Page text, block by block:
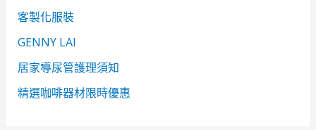
客製化服裝
GENNY LAI
居家導尿管護理須知
精選咖啡器材限時優惠